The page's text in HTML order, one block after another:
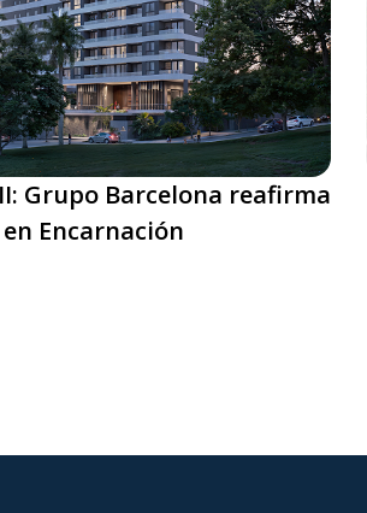
Grupo Barcelona reafirma
Encarnación